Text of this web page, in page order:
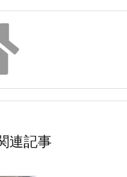
連記事